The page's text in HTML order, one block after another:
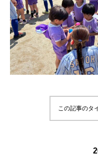
この記事のタ